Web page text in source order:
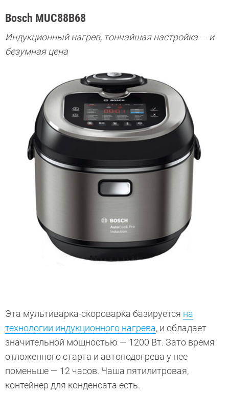
Bosch MUC88B68
Индукционный нагрев, тончайшая настройка — и
безумная цена
Эта мультиварка-скороварка базируется на
технологии индукционного нагрева, и обладает
значительной мощностью — 1200 Вт. Зато время
отложенного старта и автоподогрева у нее
поменьше — 12 часов. Чаша пятилитровая,
контейнер для конденсата есть.